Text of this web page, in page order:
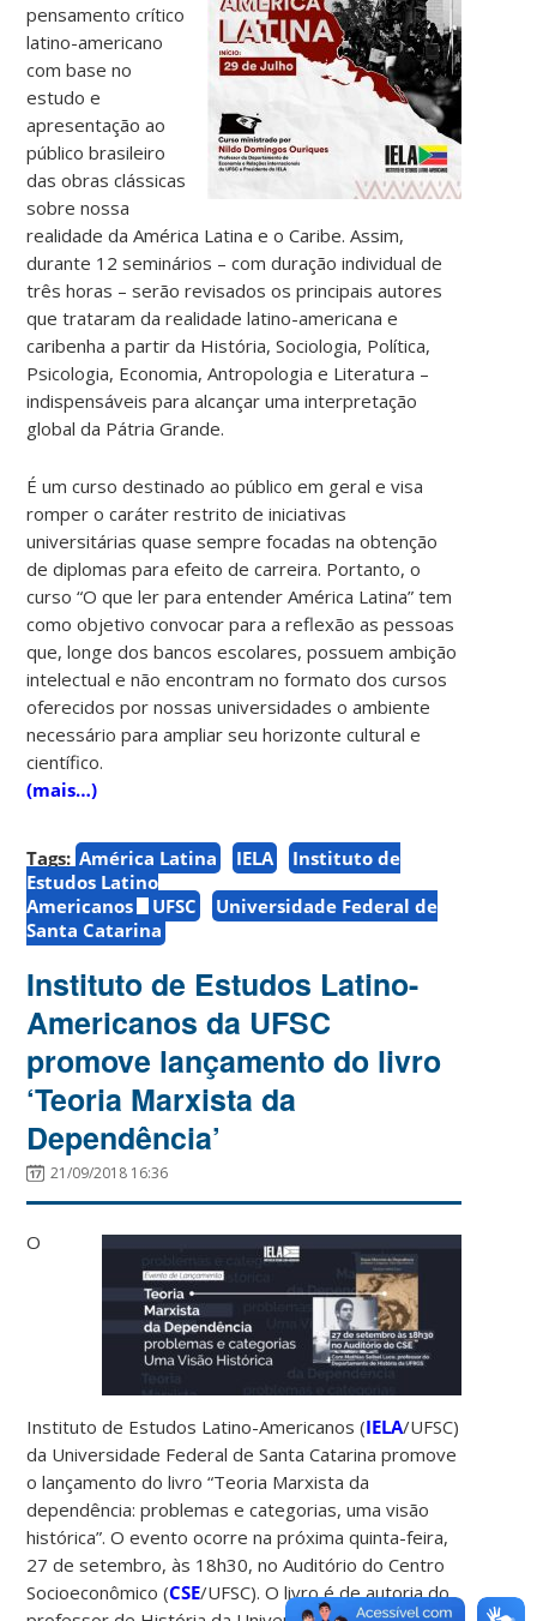
pensamento crítico
latino-americano
com base no
estudo e
apresentação ao
público brasileiro
das obras clássicas
sobre nossa
realidade da América Latina e o Caribe. Assim,
durante 12 seminários – com duração individual de
três horas – serão revisados os principais autores
que trataram da realidade latino-americana e
caribenha a partir da História, Sociologia, Política,
Psicologia, Economia, Antropologia e Literatura –
indispensáveis para alcançar uma interpretação
global da Pátria Grande.
É um curso destinado ao público em geral e visa
romper o caráter restrito de iniciativas
universitárias quase sempre focadas na obtenção
de diplomas para efeito de carreira. Portanto, o
curso “O que ler para entender América Latina” tem
como objetivo convocar para a reflexão as pessoas
que, longe dos bancos escolares, possuem ambição
intelectual e não encontram no formato dos cursos
oferecidos por nossas universidades o ambiente
necessário para ampliar seu horizonte cultural e
científico.
(mais…)
Tags: América Latina IELA
Instituto de
Estudos Latino
Americanos
UFSC
Universidade Federal de
Santa Catarina
Instituto de Estudos Latino-
Americanos da UFSC
promove lançamento do livro
‘Teoria Marxista da
Dependência’
21/09/2018 16:36
O
Instituto de Estudos Latino-Americanos (IELA/UFSC)
da Universidade Federal de Santa Catarina promove
o lançamento do livro “Teoria Marxista da
dependência: problemas e categorias, uma visão
histórica”. O evento ocorre na próxima quinta-feira,
27 de setembro, às 18h30, no Auditório do Centro
Socioeconômico (CSE/UFSC). O livro é de autoria do